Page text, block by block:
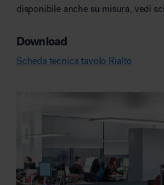
disponibile anche su misura, vedi
Download
Scheda tecnica tavolo Rialto